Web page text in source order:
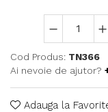
Cod Produs: TN366
Ai nevoie de ajutor?
Adauga la